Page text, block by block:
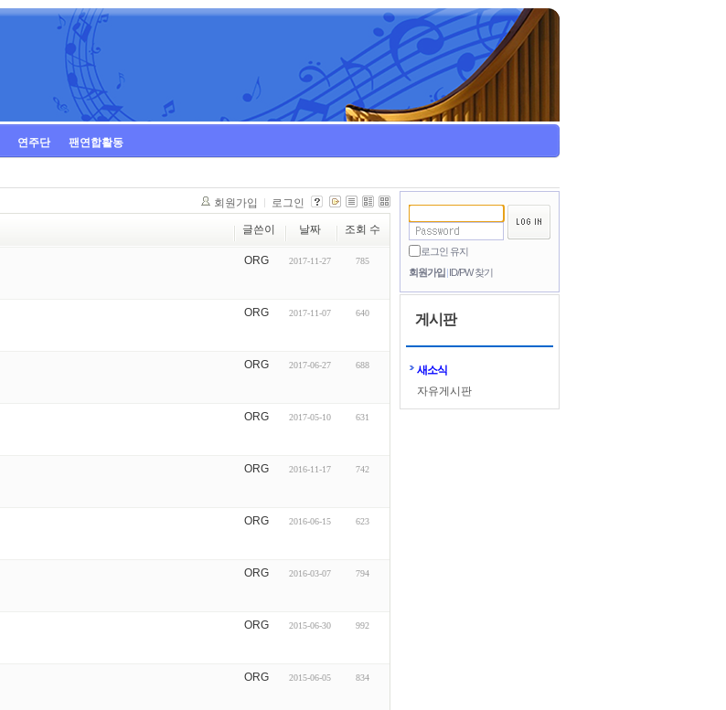
연주단 팬연합활동
로그인 유지
회원가입 ID/PW 찾기
게시판
새소식
자유게시판
회원가입 로그인
글쓴이 날짜 조회 수
ORG 2017-11-27 785
ORG 2017-11-07 640
ORG 2017-06-27 688
ORG 2017-05-10 631
ORG 2016-11-17 742
ORG 2016-06-15 623
ORG 2016-03-07 794
ORG 2015-06-30 992
ORG 2015-06-05 834